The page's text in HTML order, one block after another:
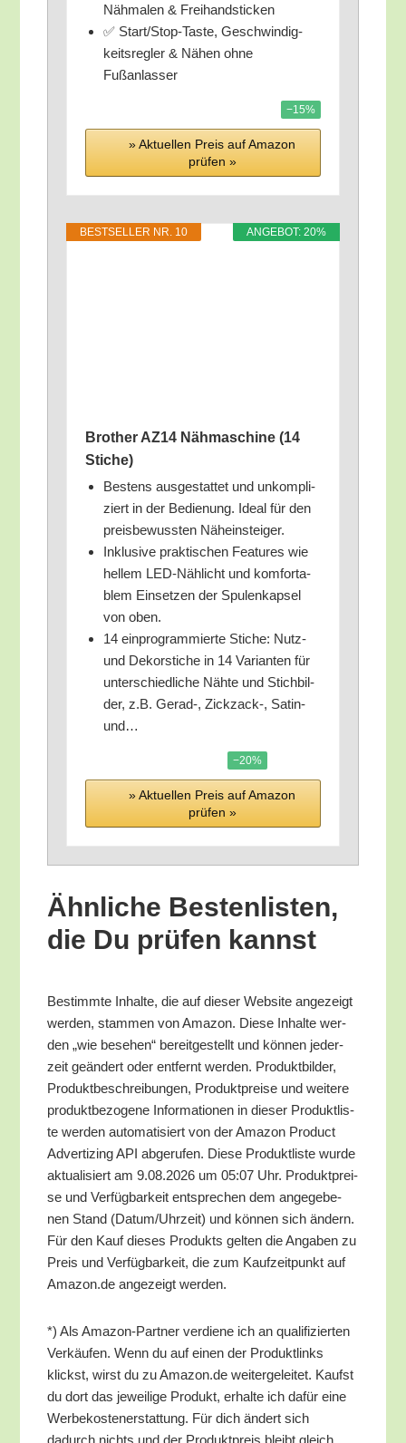
Näh­ma­len & Freihandsticken
✅ Start/​Stop‑Taste, Geschwin­dig­
keits­reg­ler & Nähen ohne
Fußanlasser
−15%
» Aktu­el­len Preis auf Ama­zon
prü­fen »
ANGE­BOT: 20%
BEST­SEL­LER NR. 10
Brot­her AZ14 Näh­ma­schi­ne (14
Stiche)
Bes­tens aus­ge­stat­tet und unkom­pli­
ziert in der Bedie­nung. Ide­al für den
preis­be­wuss­ten Näheinsteiger.
Inklu­si­ve prak­ti­schen Fea­tures wie
hel­lem LED-Näh­licht und kom­for­ta­
blem Ein­set­zen der Spu­len­kap­sel
von oben.
14 ein­pro­gram­mier­te Sti­che: Nutz-
und Dekor­sti­che in 14 Vari­an­ten für
unter­schied­li­che Näh­te und Stich­bil­
der, z.B. Gerad‑, Zickzack‑, Satin-
und…
−20%
» Aktu­el­len Preis auf Ama­zon
prü­fen »
Ähn­li­che Bes­ten­lis­ten,
die Du prü­fen kannst
Bestimm­te Inhal­te, die auf die­ser Web­site ange­zeigt
wer­den, stam­men von Ama­zon. Die­se Inhal­te wer­
den „wie bese­hen“ bereit­ge­stellt und kön­nen jeder­
zeit geän­dert oder ent­fernt wer­den. Pro­dukt­bil­der,
Pro­dukt­be­schrei­bun­gen, Pro­dukt­prei­se und wei­te­re
pro­dukt­be­zo­ge­ne Infor­ma­tio­nen in die­ser Pro­dukt­lis­
te wer­den auto­ma­ti­siert von der Ama­zon Pro­duct
Adver­tiz­ing API abge­ru­fen. Die­se Pro­dukt­lis­te wur­de
aktua­li­siert am 9.08.2026 um 05:07 Uhr. Pro­dukt­prei­
se und Ver­füg­bar­keit ent­spre­chen dem ange­ge­be­
nen Stand (Datum/​Uhrzeit) und kön­nen sich ändern.
Für den Kauf die­ses Pro­dukts gel­ten die Anga­ben zu
Preis und Ver­füg­bar­keit, die zum Kauf­zeit­punkt auf
Amazon.de ange­zeigt werden.
*) Als Ama­zon-Part­ner ver­die­ne ich an qua­li­fi­zier­ten
Ver­käu­fen. Wenn du auf einen der Pro­dukt­links
klickst, wirst du zu Amazon.de wei­ter­ge­lei­tet. Kaufst
du dort das jewei­li­ge Pro­dukt, erhal­te ich dafür eine
Wer­be­kos­ten­er­stat­tung. Für dich ändert sich
dadurch nichts und der Pro­dukt­preis bleibt gleich.